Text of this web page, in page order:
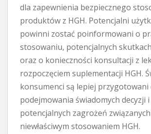
dla zapewnienia bezpiecznego
produktów z HGH. Potencjalni
powinni zostać poinformowani o
stosowaniu, potencjalnych
oraz o konieczności konsultacji z
rozpoczęciem suplementacji HGH.
konsumenci są lepiej przygotowani
podejmowania świadomych decyzji
potencjalnych zagrożeń
niewłaściwym stosowaniem HGH.